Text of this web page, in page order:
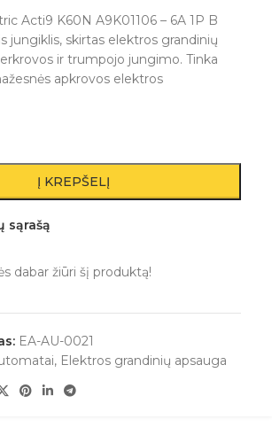
Acti9 K60N A9K01106 – 6A 1P B
jungiklis, skirtas elektros grandinių
ir trumpojo jungimo. Tinka
apkrovos elektros
Į KREPŠELĮ
sąrašą
dabar žiūri šį produktą!
EA-AU-0021
, Elektros grandinių apsauga